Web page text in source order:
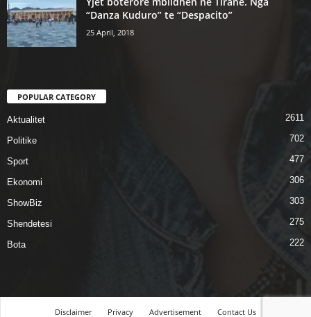
“Danza Kuduro” te “Despacito”
25 April, 2018
POPULAR CATEGORY
Aktualitet 2611
Politike 702
Sport 477
Ekonomi 306
ShowBiz 303
Shendetesi 275
Bota 222
Disclaimer Privacy Advertisement Contact Us